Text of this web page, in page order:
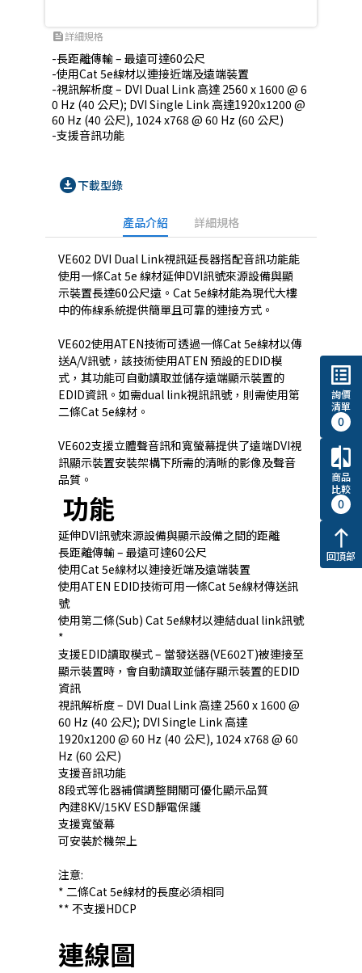
feed詳細規格
-長距離傳輸 – 最遠可達60公尺
-使用Cat 5e線材以連接近端及遠端裝置
-視訊解析度 – DVI Dual Link 高達 2560 x 1600 @ 6
0 Hz (40 公尺); DVI Single Link 高達1920x1200 @
60 Hz (40 公尺), 1024 x768 @ 60 Hz (60 公尺)
-支援音訊功能
download_for_offline下載型錄
產品介紹 詳細規格
VE602 DVI Dual Link視訊延長器搭配音訊功能能
使用一條Cat 5e 線材延伸DVI訊號來源設備與顯
示裝置長達60公尺遠。Cat 5e線材能為現代大樓
中的佈線系統提供簡單且可靠的連接方式。
VE602使用ATEN技術可透過一條Cat 5e線材以傳
送A/V訊號，該技術使用ATEN 預設的EDID模
式，其功能可自動讀取並儲存遠端顯示裝置的
EDID資訊。如需dual link視訊訊號，則需使用第
二條Cat 5e線材。
VE602支援立體聲音訊和寬螢幕提供了遠端DVI視
訊顯示裝置安裝架構下所需的清晰的影像及聲音
品質。
功能
延伸DVI訊號來源設備與顯示設備之間的距離
長距離傳輸 – 最遠可達60公尺
使用Cat 5e線材以連接近端及遠端裝置
使用ATEN EDID技術可用一條Cat 5e線材傳送訊
號
使用第二條(Sub) Cat 5e線材以連結dual link訊號
*
支援EDID讀取模式 – 當發送器(VE602T)被連接至
顯示裝置時，會自動讀取並儲存顯示裝置的EDID
資訊
視訊解析度 – DVI Dual Link 高達 2560 x 1600 @
60 Hz (40 公尺); DVI Single Link 高達
1920x1200 @ 60 Hz (40 公尺), 1024 x768 @ 60
Hz (60 公尺)
支援音訊功能
8段式等化器補償調整開關可優化顯示品質
內建8KV/15KV ESD靜電保護
支援寬螢幕
可安裝於機架上
注意:
* 二條Cat 5e線材的長度必須相同
** 不支援HDCP
連線圖
list_alt
詢價
清單
0
compare
商品
比較
0
north
回頂部